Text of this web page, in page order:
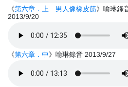
《第六章．上 男人像橡皮筋》喻琳錄
2013/9/20
《第六章．中》喻琳錄音 2013/9/27